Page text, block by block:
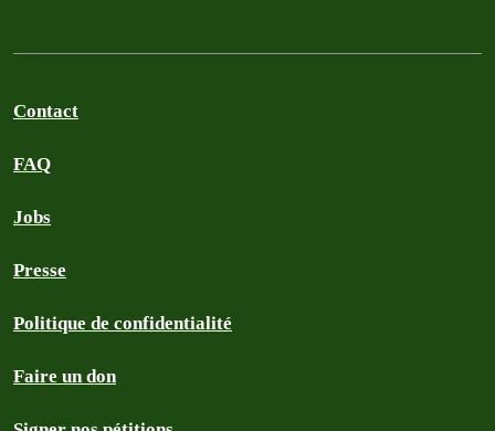
Contact
FAQ
Jobs
Presse
Politique de confidentialité
Faire un don